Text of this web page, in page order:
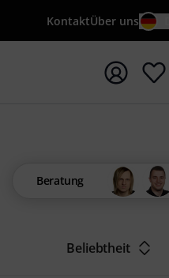
KontaktÜber uns
starten
Beratung
Beliebtheit